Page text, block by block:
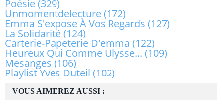
VOUS AIMEREZ AUSSI :
Poésie(329)
Unmomentdelecture(172)
Emma S'expose À Vos Regards (127)
La Solidarité(124)
Carterie-Papeterie D'emma (122)
Heureux Qui Comme Ulysse... (109)
Mesanges (106)
Playlist Yves Duteil (102)